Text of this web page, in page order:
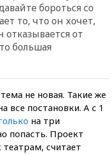
бороться со
то, что он хочет,
отказывается от
большая
не новая. Такие же
все постановки. А с 1
на три
попасть. Проект
считает